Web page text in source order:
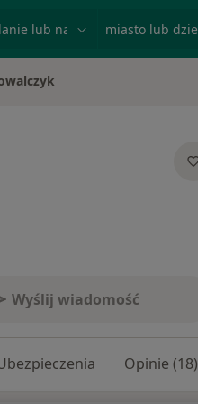
Wyślij wiadomość
Opinie (18)